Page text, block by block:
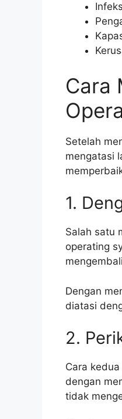
Cara
Setelah
mengatasi
1.
Salah satu
operating
Dengan
diatasi
2.
Cara
dengan
tidak